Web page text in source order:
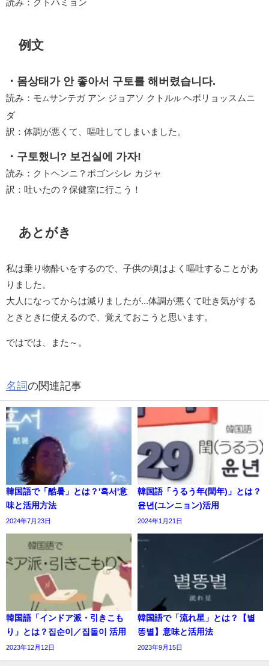
読み：クトハミョン
例文
・몸상태가 안 좋아서 구토를 해버렸습니다.
読み：モ ムサンテガ アン ジョアソ クトルル ヘボリョッスムニ
ダ
訳：体調が悪くて、嘔吐してしまいました。
・구토했니? 보건실에 가자!
読み：クトヘンニ？ポゴンシレ カジャ
訳：吐いたの？保健室に行こう！
あとがき
私は乗り物酔いをするので、子供の頃はよく嘔吐することがあ
りました。
大人になってからは減りましたが...体調が悪くて吐き気がする
ときときに使えるので、覚えておこうと思います。
ではでは、また～。
名詞の関連記事
韓国語で「酷暑」とは？'혹서'意
味と活用方法
2024年7月23日
韓国語「うるう年(閏年)」とは？
윤년(ユンニョン)活用
2024年1月21日
韓国語「インドア派・引きこも
り」とは？집순이／집돌이 活用
2023年12月12日
韓国語で「流れ星」とは？【별
똥별】意味と活用法
2023年9月15日